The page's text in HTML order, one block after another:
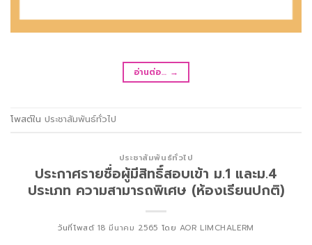
อ่านต่อ… →
โพสต์ใน ประชาสัมพันธ์ทั่วไป
ประชาสัมพันธ์ทั่วไป
ประกาศรายชื่อผู้มีสิทธิ์สอบเข้า ม.1 และม.4
ประเภท ความสามารถพิเศษ (ห้องเรียนปกติ)
วันที่โพสต์ 18 มีนาคม 2565 โดย AOR LIMCHALERM